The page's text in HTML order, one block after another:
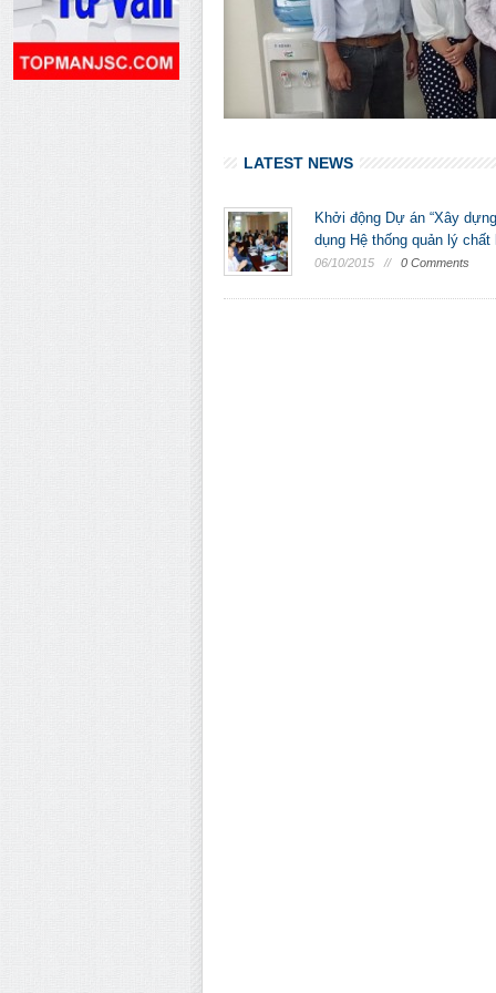
LATEST NEWS
Khởi động Dự án “Xây
dụng Hệ thống quản lý
06/10/2015 // 0 Comments